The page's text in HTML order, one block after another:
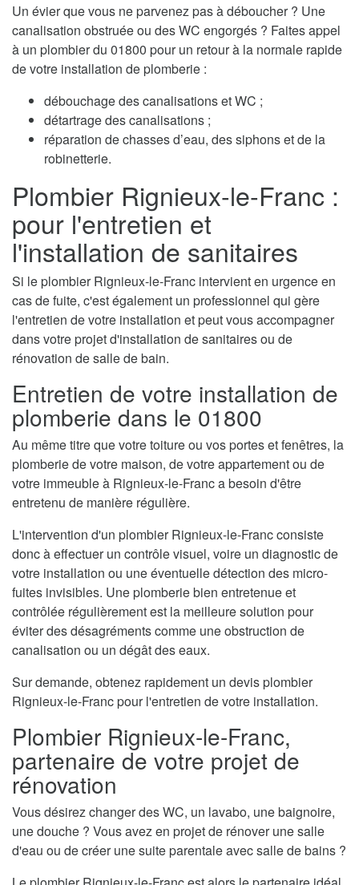
Un évier que vous ne parvenez pas à déboucher ? Une
canalisation obstruée ou des WC engorgés ? Faites appel
à un plombier du 01800 pour un retour à la normale rapide
de votre installation de plomberie :
débouchage des canalisations et WC ;
détartrage des canalisations ;
réparation de chasses d’eau, des siphons et de la
robinetterie.
Plombier Rignieux-le-Franc :
pour l'entretien et
l'installation de sanitaires
Si le plombier Rignieux-le-Franc intervient en urgence en
cas de fuite, c'est également un professionnel qui gère
l'entretien de votre installation et peut vous accompagner
dans votre projet d'installation de sanitaires ou de
rénovation de salle de bain.
Entretien de votre installation de
plomberie dans le 01800
Au même titre que votre toiture ou vos portes et fenêtres, la
plomberie de votre maison, de votre appartement ou de
votre immeuble à Rignieux-le-Franc a besoin d'être
entretenu de manière régulière.
L'intervention d'un plombier Rignieux-le-Franc consiste
donc à effectuer un contrôle visuel, voire un diagnostic de
votre installation ou une éventuelle détection des micro-
fuites invisibles. Une plomberie bien entretenue et
contrôlée régulièrement est la meilleure solution pour
éviter des désagréments comme une obstruction de
canalisation ou un dégât des eaux.
Sur demande, obtenez rapidement un devis plombier
Rignieux-le-Franc pour l'entretien de votre installation.
Plombier Rignieux-le-Franc,
partenaire de votre projet de
rénovation
Vous désirez changer des WC, un lavabo, une baignoire,
une douche ? Vous avez en projet de rénover une salle
d'eau ou de créer une suite parentale avec salle de bains ?